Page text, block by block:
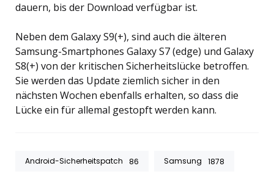
dauern, bis der Download verfügbar ist.
Neben dem Galaxy S9(+), sind auch die älteren
Samsung-Smartphones Galaxy S7 (edge) und Galaxy
S8(+) von der kritischen Sicherheitslücke betroffen.
Sie werden das Update ziemlich sicher in den
nächsten Wochen ebenfalls erhalten, so dass die
Lücke ein für allemal gestopft werden kann.
Android-Sicherheitspatch 86 Samsung 1878